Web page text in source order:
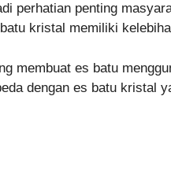
perhatian penting
kristal memiliki
membuat es batu
dengan es batu kristal